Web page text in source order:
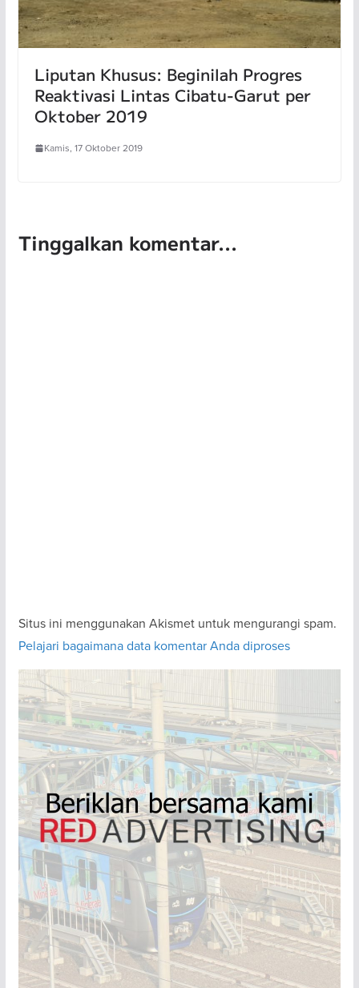
Liputan Khusus: Beginilah Progres
Reaktivasi Lintas Cibatu-Garut per
Oktober 2019
Kamis, 17 Oktober 2019
Tinggalkan komentar...
Situs ini menggunakan Akismet untuk mengurangi spam.
Pelajari bagaimana data komentar Anda diproses